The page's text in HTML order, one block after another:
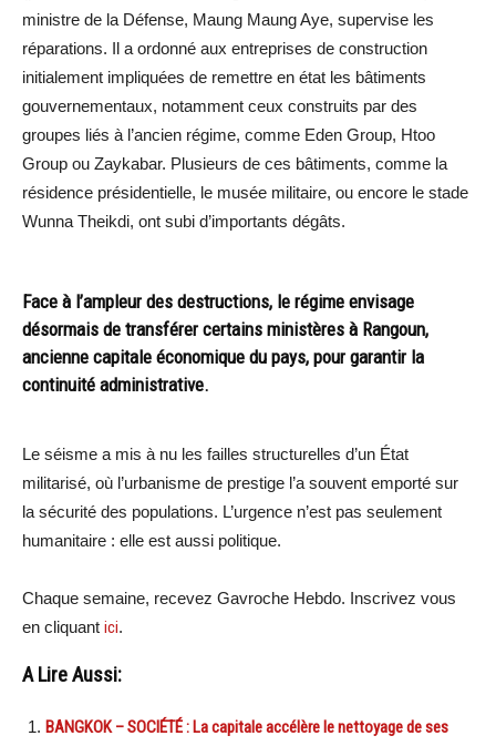
ministre de la Défense, Maung Maung Aye, supervise les
réparations. Il a ordonné aux entreprises de construction
initialement impliquées de remettre en état les bâtiments
gouvernementaux, notamment ceux construits par des
groupes liés à l’ancien régime, comme Eden Group, Htoo
Group ou Zaykabar. Plusieurs de ces bâtiments, comme la
résidence présidentielle, le musée militaire, ou encore le stade
Wunna Theikdi, ont subi d’importants dégâts.
Face à l’ampleur des destructions, le régime envisage
désormais de transférer certains ministères à Rangoun,
ancienne capitale économique du pays, pour garantir la
continuité administrative.
Le séisme a mis à nu les failles structurelles d’un État
militarisé, où l’urbanisme de prestige l’a souvent emporté sur
la sécurité des populations. L’urgence n’est pas seulement
humanitaire : elle est aussi politique.
Chaque semaine, recevez Gavroche Hebdo. Inscrivez vous
en cliquant ici.
A Lire Aussi:
BANGKOK – SOCIÉTÉ : La capitale accélère le nettoyage de ses